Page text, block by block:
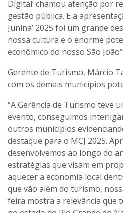
Digital’chamou atenção por
gestão pública. E a
Junina’ 2025 foi um grande
nossa cultura e o enorme
econômico do nosso São
Gerente de Turismo, Márcio
com os demais municípios
“A Gerência de Turismo teve
evento, conseguimos
outros municípios
destaque para o MCJ 2025.
desenvolvemos ao longo do
estratégias que visam em
aquecer a economia local
que vão além do turismo,
feira mostra a relevância que